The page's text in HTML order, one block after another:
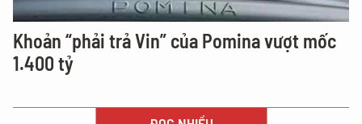
Khoản “phải trả Vin” của Pomina vượt mốc
1.400 tỷ